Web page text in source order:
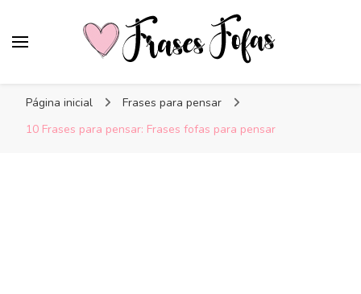
Página inicial
Frases para pensar
10 Frases para pensar: Frases fofas para pensar